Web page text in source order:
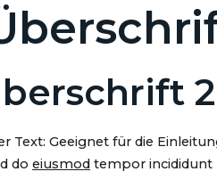
2
Text: Geeignet für die
do eiusmod tempor incididunt